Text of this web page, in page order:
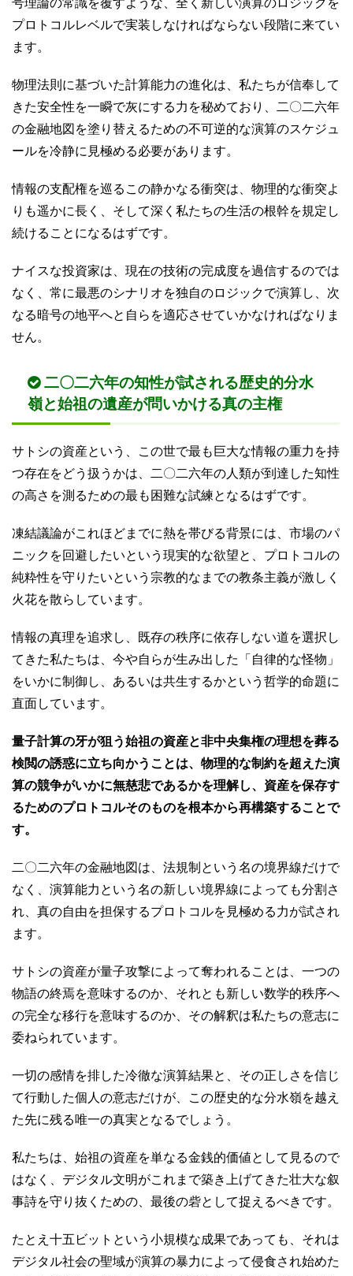
号理論の常識を覆すような、全く新しい演算のロジックを
プロトコルレベルで実装しなければならない段階に来てい
ます。
物理法則に基づいた計算能力の進化は、私たちが信奉して
きた安全性を一瞬で灰にする力を秘めており、二〇二六年
の金融地図を塗り替えるための不可逆的な演算のスケジュ
ールを冷静に見極める必要があります。
情報の支配権を巡るこの静かなる衝突は、物理的な衝突よ
りも遥かに長く、そして深く私たちの生活の根幹を規定し
続けることになるはずです。
ナイスな投資家は、現在の技術の完成度を過信するのでは
なく、常に最悪のシナリオを独自のロジックで演算し、次
なる暗号の地平へと自らを適応させていかなければなりま
せん。
二〇二六年の知性が試される歴史的分水
嶺と始祖の遺産が問いかける真の主権
サトシの資産という、この世で最も巨大な情報の重力を持
つ存在をどう扱うかは、二〇二六年の人類が到達した知性
の高さを測るための最も困難な試練となるはずです。
凍結議論がこれほどまでに熱を帯びる背景には、市場のパ
ニックを回避したいという現実的な欲望と、プロトコルの
純粋性を守りたいという宗教的なまでの教条主義が激しく
火花を散らしています。
情報の真理を追求し、既存の秩序に依存しない道を選択し
てきた私たちは、今や自らが生み出した「自律的な怪物」
をいかに制御し、あるいは共生するかという哲学的命題に
直面しています。
量子計算の牙が狙う始祖の資産と非中央集権の理想を葬る
検閲の誘惑に立ち向かうことは、物理的な制約を超えた演
算の競争がいかに無慈悲であるかを理解し、資産を保存す
るためのプロトコルそのものを根本から再構築することで
す。
二〇二六年の金融地図は、法規制という名の境界線だけで
なく、演算能力という名の新しい境界線によっても分割さ
れ、真の自由を担保するプロトコルを見極める力が試され
ます。
サトシの資産が量子攻撃によって奪われることは、一つの
物語の終焉を意味するのか、それとも新しい数学的秩序へ
の完全な移行を意味するのか、その解釈は私たちの意志に
委ねられています。
一切の感情を排した冷徹な演算結果と、その正しさを信じ
て行動した個人の意志だけが、この歴史的な分水嶺を越え
た先に残る唯一の真実となるでしょう。
私たちは、始祖の資産を単なる金銭的価値として見るので
はなく、デジタル文明がこれまで築き上げてきた壮大な叙
事詩を守り抜くための、最後の砦として捉えるべきです。
たとえ十五ビットという小規模な成果であっても、それは
デジタル社会の聖域が演算の暴力によって侵食され始めた